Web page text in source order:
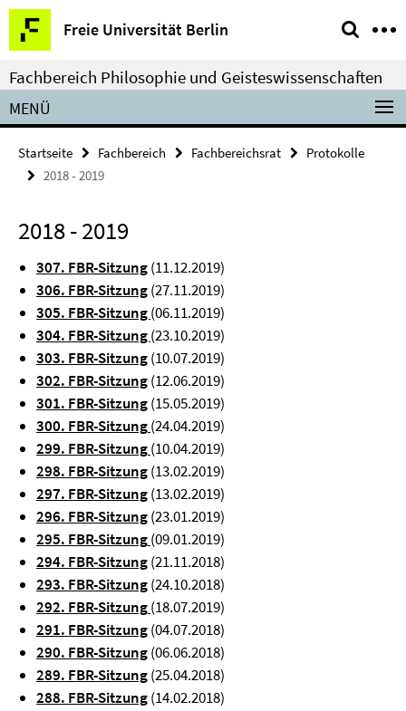
Springe
direkt
zu
Inhalt
Freie Universität Berlin
Service-
Navigation
Fachbereich Philosophie und Geisteswissenschaften
MENÜ
Startseite Fachbereich Fachbereichsrat
Protokolle
2018 - 2019
2018 - 2019
307. FBR-Sitzung(11.12.2019)
306. FBR-Sitzung(27.11.2019)
305. FBR-Sitzung(06.11.2019)
304. FBR-Sitzung(23.10.2019)
303. FBR-Sitzung(10.07.2019)
302. FBR-Sitzung(12.06.2019)
301. FBR-Sitzung(15.05.2019)
300. FBR-Sitzung(24.04.2019)
299. FBR-Sitzung(10.04.2019)
298. FBR-Sitzung(13.02.2019)
297. FBR-Sitzung(13.02.2019)
296. FBR-Sitzung(23.01.2019)
295. FBR-Sitzung(09.01.2019)
294. FBR-Sitzung(21.11.2018)
293. FBR-Sitzung(24.10.2018)
292. FBR-Sitzung(18.07.2019)
291. FBR-Sitzung(04.07.2018)
290. FBR-Sitzung(06.06.2018)
289. FBR-Sitzung(25.04.2018)
288. FBR-Sitzung(14.02.2018)